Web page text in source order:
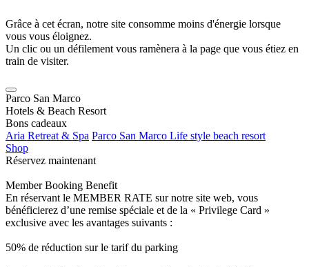
Grâce à cet écran, notre site consomme moins d'énergie lorsque
vous vous éloignez.
Un clic ou un défilement vous ramènera à la page que vous étiez en
train de visiter.
Parco San Marco
Hotels & Beach Resort
Bons cadeaux
Aria Retreat & Spa Parco San Marco Life style beach resort
Shop
Réservez maintenant
Member Booking Benefit
En réservant le MEMBER RATE sur notre site web, vous
bénéficierez d’une remise spéciale et de la « Privilege Card »
exclusive avec les avantages suivants :
50% de réduction sur le tarif du parking